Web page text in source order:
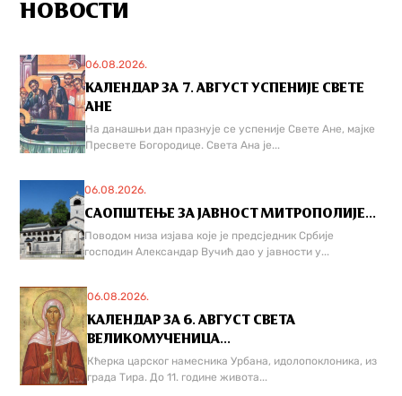
НОВОСТИ
06.08.2026.
КАЛЕНДАР ЗА 7. АВГУСТ УСПЕНИЈЕ СВЕТЕ
АНЕ
На данашњи дан празнује се успеније Свете Ане, мајке
Пресвете Богородице. Света Ана је...
06.08.2026.
САОПШТЕЊЕ ЗА ЈАВНОСТ МИТРОПОЛИЈЕ...
Поводом низа изјава које је предсједник Србије
господин Александар Вучић дао у јавности у...
06.08.2026.
КАЛЕНДАР ЗА 6. АВГУСТ СВЕТА
ВЕЛИКОМУЧЕНИЦА...
Кћерка царског намесника Урбана, идолопоклоника, из
града Тира. До 11. године живота...